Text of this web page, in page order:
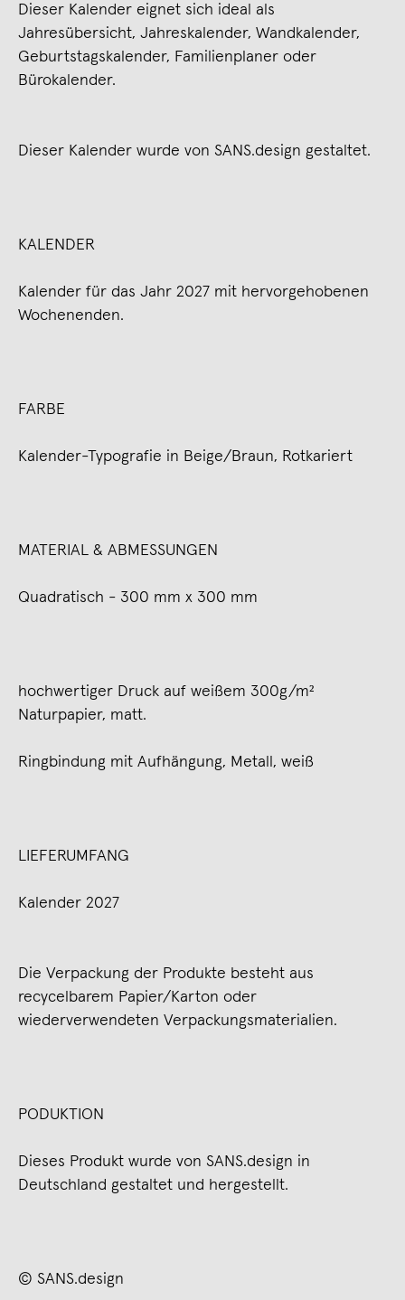
Dieser Kalender eignet sich ideal als
Jahresübersicht, Jahreskalender, Wandkalender,
Geburtstagskalender, Familienplaner oder
Bürokalender.
Dieser Kalender wurde von SANS.design gestaltet.
KALENDER
Kalender für das Jahr 2027 mit hervorgehobenen
Wochenenden.
FARBE
Kalender-Typografie in Beige/Braun, Rotkariert
MATERIAL & ABMESSUNGEN
Quadratisch - 300 mm x 300 mm
hochwertiger Druck auf weißem 300g/m²
Naturpapier, matt.
Ringbindung mit Aufhängung, Metall, weiß
LIEFERUMFANG
Kalender 2027
Die Verpackung der Produkte besteht aus
recycelbarem Papier/Karton oder
wiederverwendeten Verpackungsmaterialien.
PODUKTION
Dieses Produkt wurde von SANS.design in
Deutschland gestaltet und hergestellt.
© SANS.design